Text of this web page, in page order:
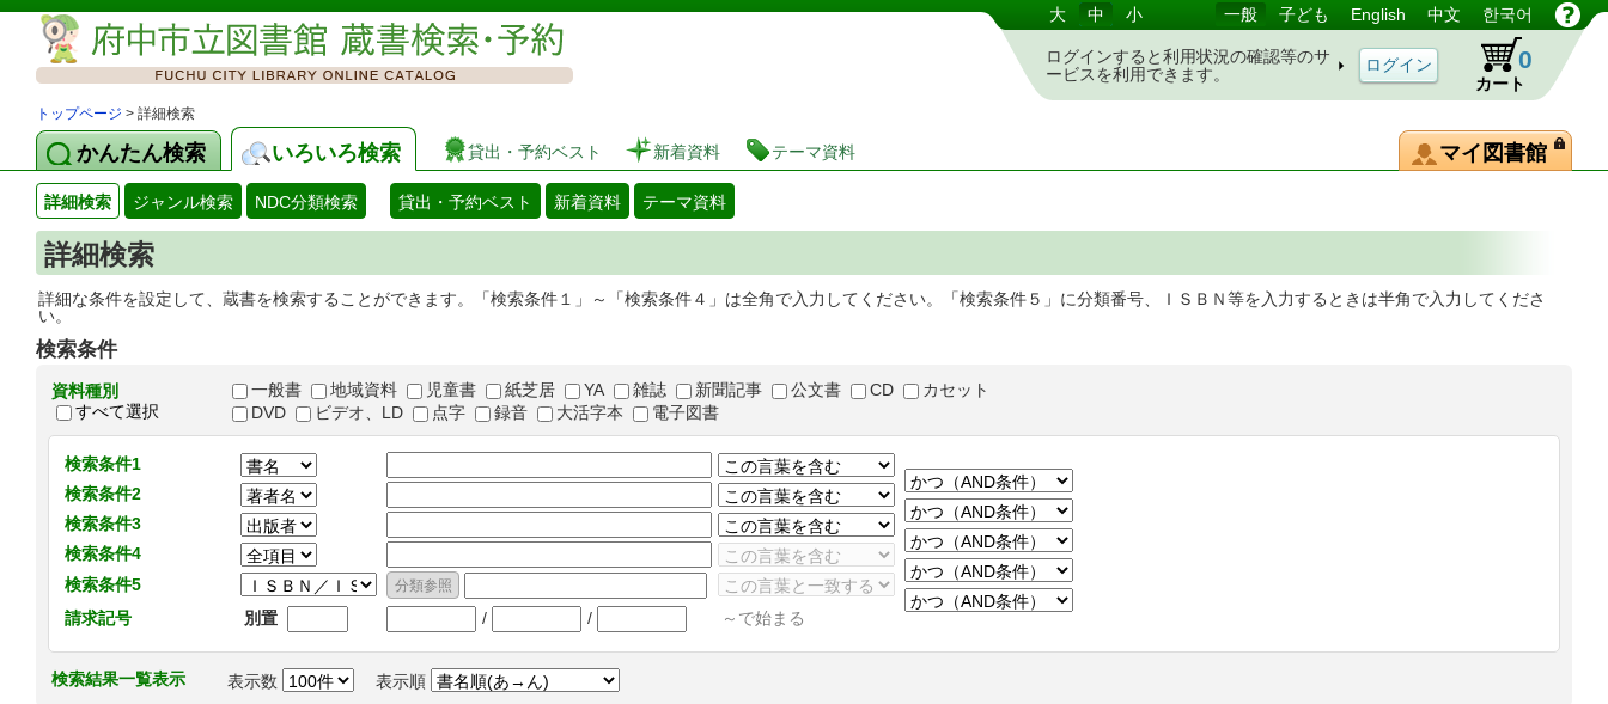
図書館 蔵書検索・予約システム 大 中 小 一般 子ども English 中文 한국어
ログインすると利用状況の確認等のサ
ービスを利用できます。
カート
0
トップページ > 詳細検索
かんたん検索 いろいろ検索 貸出・予約ベスト 新着資料 テーマ資料 マイ図書館
詳細検索 ジャンル検索 NDC分類検索 貸出・予約ベスト 新着資料 テーマ資料
詳細検索
詳細な条件を設定して、蔵書を検索することができます。「検索条件１」～「検索条件４」は全角で入力してください。「検索条件５」に分類番号、ＩＳＢＮ等を入力するときは半角で入力してくださ
い。
検索条件
資料種別
すべて選択
一般書 地域資料 児童書 紙芝居 YA 雑誌 新聞記事 公文書 CD
カセット
DVD
ビデオ、LD 点字 録音 大活字本 電子図書
検索条件1
検索条件2
検索条件3
検索条件4
検索条件5
請求記号
別置 / / ～で始まる
検索結果一覧表示 表示数 表示順